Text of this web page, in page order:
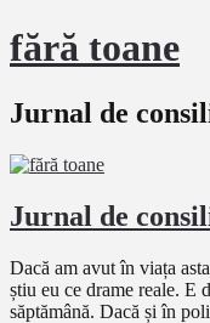
fără toane
Jurnal de
Jurnal de
Dacă am avut în viața
știu eu ce drame reale. E
săptămână. Dacă și în